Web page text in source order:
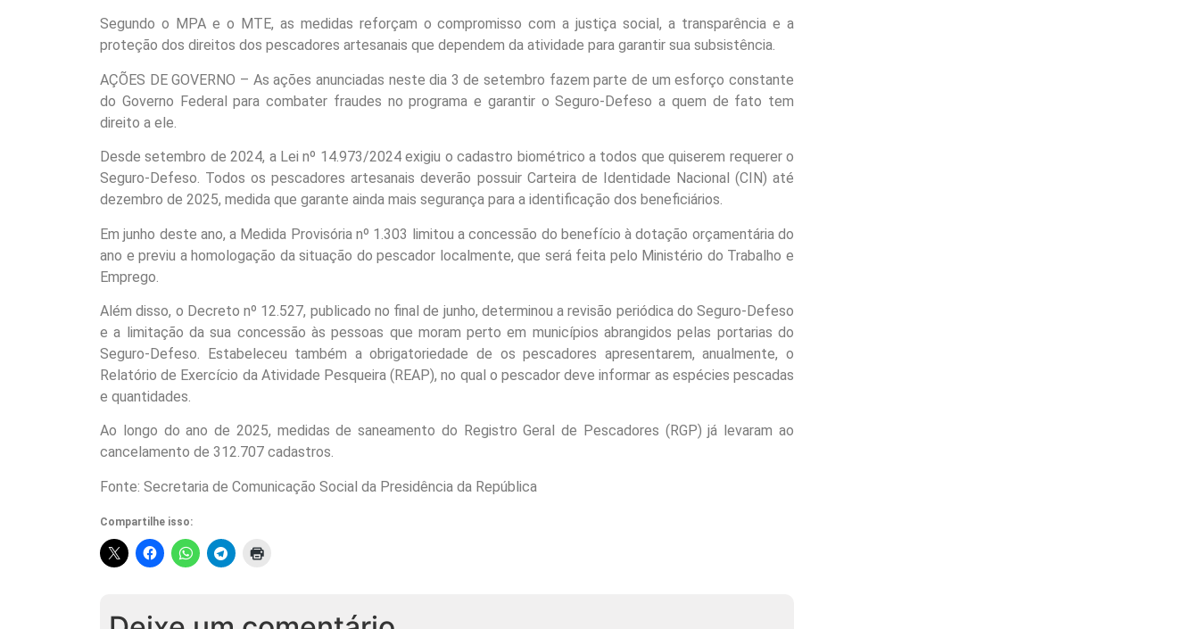
Segundo o MPA e o MTE, as medidas reforçam o compromisso com a justiça social, a transparência e a
proteção dos direitos dos pescadores artesanais que dependem da atividade para garantir sua subsistência.
AÇÕES DE GOVERNO – As ações anunciadas neste dia 3 de setembro fazem parte de um esforço constante
do Governo Federal para combater fraudes no programa e garantir o Seguro-Defeso a quem de fato tem
direito a ele.
Desde setembro de 2024, a Lei nº 14.973/2024 exigiu o cadastro biométrico a todos que quiserem requerer o
Seguro-Defeso. Todos os pescadores artesanais deverão possuir Carteira de Identidade Nacional (CIN) até
dezembro de 2025, medida que garante ainda mais segurança para a identificação dos beneficiários.
Em junho deste ano, a Medida Provisória nº 1.303 limitou a concessão do benefício à dotação orçamentária do
ano e previu a homologação da situação do pescador localmente, que será feita pelo Ministério do Trabalho e
Emprego.
Além disso, o Decreto nº 12.527, publicado no final de junho, determinou a revisão periódica do Seguro-Defeso
e a limitação da sua concessão às pessoas que moram perto em municípios abrangidos pelas portarias do
Seguro-Defeso. Estabeleceu também a obrigatoriedade de os pescadores apresentarem, anualmente, o
Relatório de Exercício da Atividade Pesqueira (REAP), no qual o pescador deve informar as espécies pescadas
e quantidades.
Ao longo do ano de 2025, medidas de saneamento do Registro Geral de Pescadores (RGP) já levaram ao
cancelamento de 312.707 cadastros.
Fonte: Secretaria de Comunicação Social da Presidência da República
Compartilhe isso: